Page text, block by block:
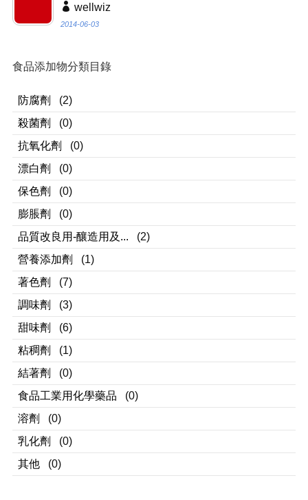
wellwiz
2014-06-03
食品添加物分類目錄
防腐劑
(2)
殺菌劑
(0)
抗氧化劑
(0)
漂白劑
(0)
保色劑
(0)
膨脹劑
(0)
品質改良用-釀造用及...
(2)
營養添加劑
(1)
著色劑
(7)
調味劑
(3)
甜味劑
(6)
粘稠劑
(1)
結著劑
(0)
食品工業用化學藥品
(0)
溶劑
(0)
乳化劑
(0)
其他
(0)